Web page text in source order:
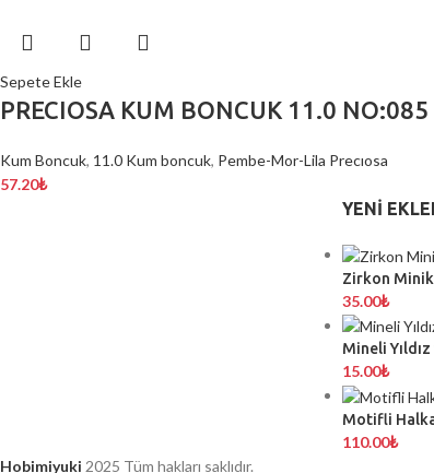
Sepete Ekle
PRECIOSA KUM BONCUK 11.0 NO:085
Kum Boncuk, 11.0 Kum boncuk, Pembe-Mor-Lila Precıosa
57.20₺
YENI
Zirkon Minik
35.00₺
Mineli
15.00₺
Motifli
110.00₺
Hobimiyuki 2025 Tüm hakları saklıdır.